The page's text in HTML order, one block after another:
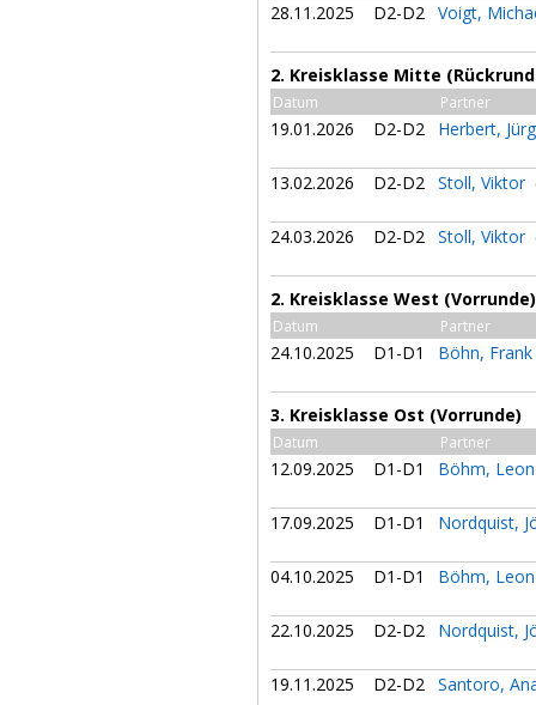
28.11.2025 D2-D2 Voigt,
2. Kreisklasse Mitte
Datum Partner
19.01.2026 D2-D2 Herbert,
13.02.2026 D2-D2 Stoll, Viktor
24.03.2026 D2-D2 Stoll, Viktor
2. Kreisklasse West (Vorrunde)
Datum Partner
24.10.2025 D1-D1 Böhn, Frank
3. Kreisklasse Ost (Vorrunde)
Datum Partner
12.09.2025 D1-D1 Böhm,
17.09.2025 D1-D1 Nordquist,
04.10.2025 D1-D1 Böhm,
22.10.2025 D2-D2 Nordquist,
19.11.2025 D2-D2 Santoro,